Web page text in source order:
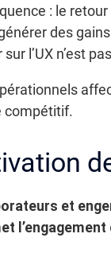
: le
des
l’UX n’est
compétitif.
et
l’engagement